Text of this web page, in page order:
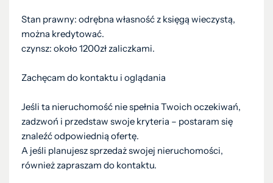
Stan prawny: odrębna własność z księgą wieczystą,
można kredytować.
czynsz: około 1200zł zaliczkami.
Zachęcam do kontaktu i oglądania
Jeśli ta nieruchomość nie spełnia Twoich oczekiwań,
zadzwoń i przedstaw swoje kryteria – postaram się
znaleźć odpowiednią ofertę.
A jeśli planujesz sprzedaż swojej nieruchomości,
również zapraszam do kontaktu.